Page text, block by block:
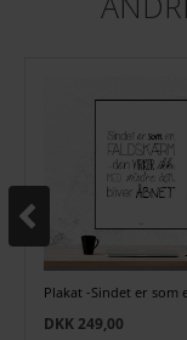
DKK 249,00